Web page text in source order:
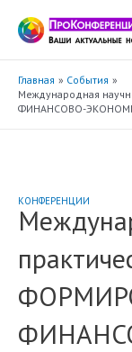
содержимому
Главная
События
Международная
ФИНАНСОВО-
КОНФЕРЕНЦИИ